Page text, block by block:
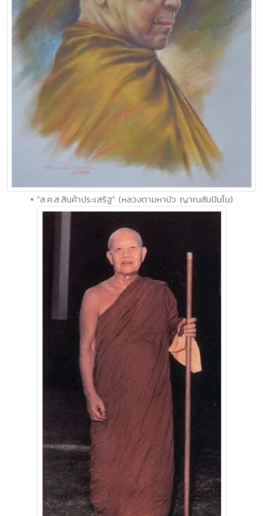
• "ส.ค.ส.สินค้าประเสริฐ" (หลวงตามหาบัว ญาณสัมปันโน)